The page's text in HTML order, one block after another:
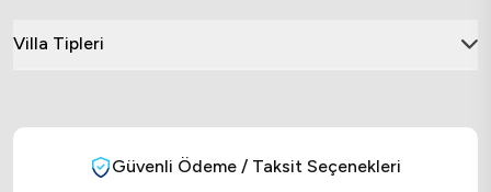
Villa Tipleri
Güvenli Ödeme / Taksit Seçenekleri